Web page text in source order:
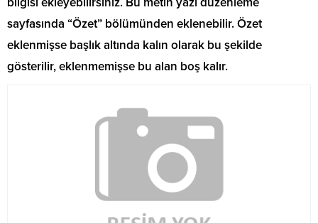
sayfasında “Özet” bölümünden eklenebilir. Özet
eklenmişse başlık altında kalın olarak bu şekilde
gösterilir, eklenmemişse bu alan boş kalır.